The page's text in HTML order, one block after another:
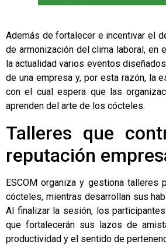
Además de fortalecer e incentivar el
de armonización del clima laboral, en
la actualidad varios eventos
de una empresa y, por esta razón, la
con el cual espera que las
aprenden del arte de los cócteles.
Talleres que
reputación
ESCOM organiza y gestiona
cócteles, mientras desarrollan sus
Al finalizar la sesión, los
que fortalecerán sus lazos de
productividad y el sentido de